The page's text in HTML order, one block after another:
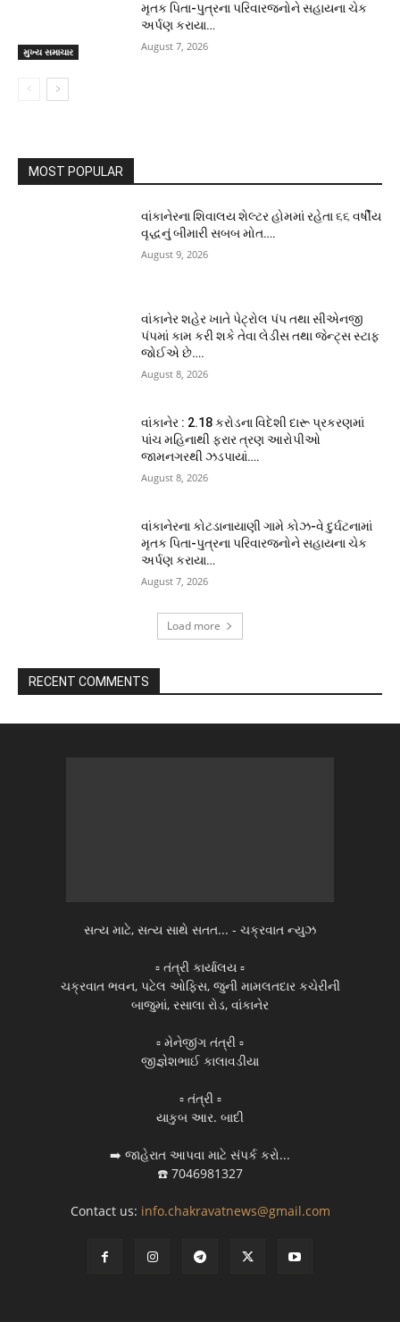
મુખ્ય સમાચાર
મૃતક પિતા-પુત્રના પરિવારજનોને સહાયના ચેક
અર્પણ કરાયા…
August 7, 2026
MOST POPULAR
વાંકાનેરના શિવાલય શેલ્ટર હોમમાં રહેતા ૬૬ વર્ષીય
વૃદ્ધનું બીમારી સબબ મોત….
August 9, 2026
વાંકાનેર શહેર ખાતે પેટ્રોલ પંપ તથા સીએનજી
પંપમાં કામ કરી શકે તેવા લેડીસ તથા જેન્ટ્સ સ્ટાફ
જોઈએ છે….
August 8, 2026
વાંકાનેર : 2.18 કરોડના વિદેશી દારૂ પ્રકરણમાં
પાંચ મહિનાથી ફરાર ત્રણ આરોપીઓ
જામનગરથી ઝડપાયાં….
August 8, 2026
વાંકાનેરના કોટડાનાયાણી ગામે કોઝ-વે દુર્ઘટનામાં
મૃતક પિતા-પુત્રના પરિવારજનોને સહાયના ચેક
અર્પણ કરાયા…
August 7, 2026
Load more
RECENT COMMENTS
સત્ય માટે, સત્ય સાથે સતત... - ચક્રવાત ન્યુઝ
▫️ તંત્રી કાર્યાલય ▫️
ચક્રવાત ભવન, પટેલ ઓફિસ, જુની મામલતદાર કચેરીની
બાજુમાં, રસાલા રોડ, વાંકાનેર
▫️ મેનેજીંગ તંત્રી ▫️
જીજ્ઞેશભાઈ કાલાવડીયા
▫️ તંત્રી ▫️
યાકુબ આર. બાદી
➡️ જાહેરાત આપવા માટે સંપર્ક કરો...
☎️ 7046981327
Contact us: info.chakravatnews@gmail.com